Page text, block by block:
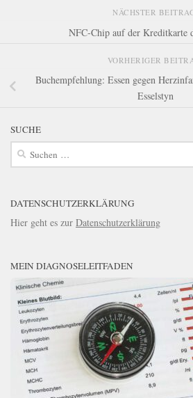
NÄCHSTER
NFC-Chip auf der Kreditkarte
VORHERIGER
Buchempfehlung: Essen gegen
Esselstyn
SUCHE
Suchen
DATENSCHUTZERKLÄRUNG
Hier geht es zur Datenschutzerklärung
MEIN DIAGNOSELEITFADEN